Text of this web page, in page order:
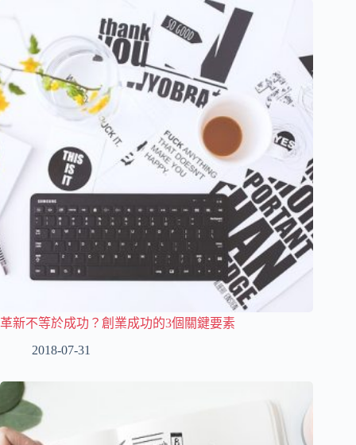
革新不等於成功？創業成功的3個關鍵要素
2018-07-31